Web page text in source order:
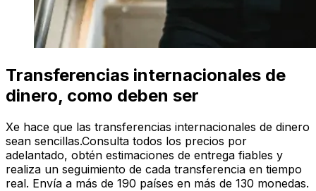
Transferencias internacionales de
dinero, como deben ser
Xe hace que las transferencias internacionales de dinero
sean sencillas.Consulta todos los precios por
adelantado, obtén estimaciones de entrega fiables y
realiza un seguimiento de cada transferencia en tiempo
real. Envía a más de 190 países en más de 130 monedas.